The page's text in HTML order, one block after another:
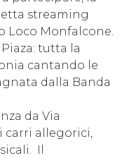
streaming
Loco Monfalcone.
tutta la
cantando le
dalla Banda
da Via
carri allegorici,
Il